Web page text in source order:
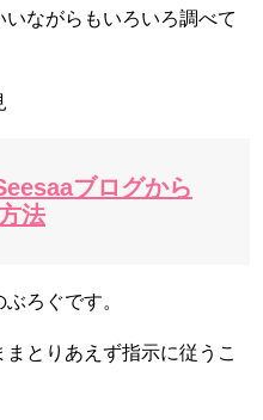
ながらもいろいろ調べて
ブログから
法
ろぐです。
とりあえず指示に従うこ